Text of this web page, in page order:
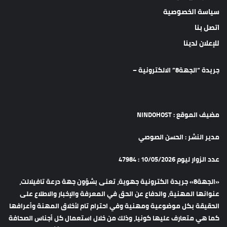
سياسة الخصوصية
اتصل بنا
للإعلان لدينا
جريدة “الجهة8” الالكترونية –
مضيف الموقع : NINDOHOST
مدير النشر : الحسن الصوصي
عدد الزوار ليوم 10/05/2026 : 47984
«الجهة8» جريدة الكترونية جهوية، تعنى بشؤون جهة درعة تافيلالت،
عنوانها المهنية، والدفاع عن الحق في المعرفة والإخبار والاطلاع على
الحقيقة بكل موضوعية ومهنية وفي احترام تام لأخلاق المهنة وأعرافها
كما هي متعارف عليها كونيا، وذلك من خلال استعمال كل أجناس الصحافة